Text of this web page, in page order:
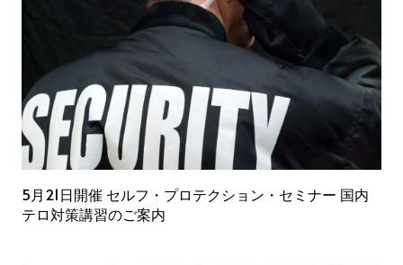
5月21日開催 セルフ・プロテクション・セミナー 国内
テロ対策講習のご案内